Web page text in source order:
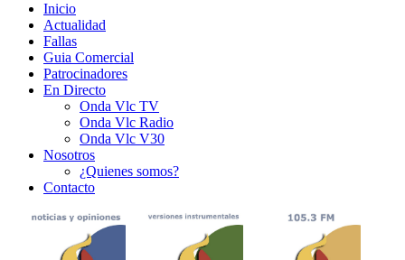
Inicio
Actualidad
Fallas
Guia Comercial
Patrocinadores
En Directo
Onda Vlc TV
Onda Vlc Radio
Onda Vlc V30
Nosotros
¿Quienes somos?
Contacto